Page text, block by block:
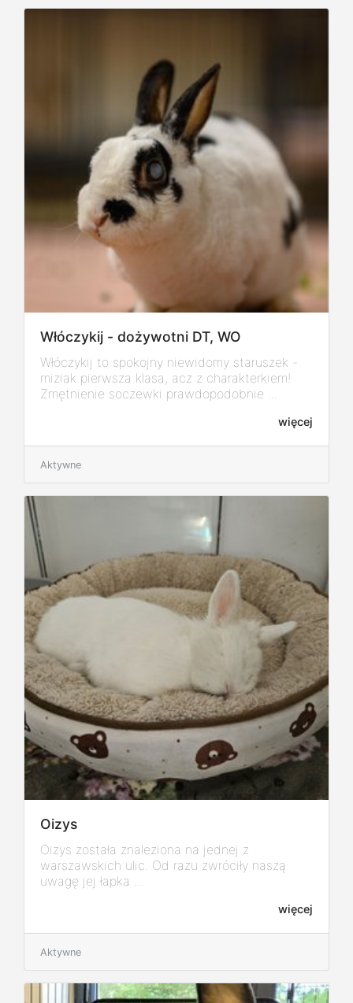
Włóczykij - dożywotni DT, WO
Włóczykij to spokojny niewidomy staruszek -
miziak pierwsza klasa, acz z charakterkiem!
Zmętnienie soczewki prawdopodobnie ...
więcej
Aktywne
Oizys
Oizys została znaleziona na jednej z
warszawskich ulic. Od razu zwróciły naszą
uwagę jej łapka ...
więcej
Aktywne